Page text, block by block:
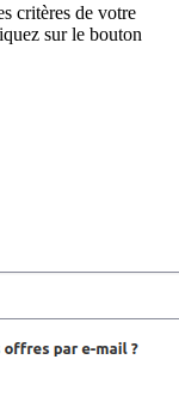
critères de votre
sur le bouton